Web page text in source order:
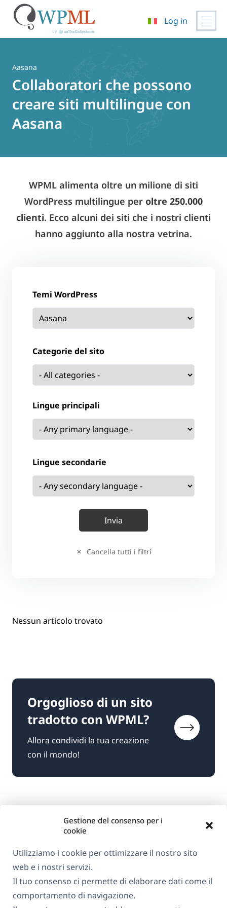
Gestione del consenso per i
cookie
Utilizziamo i cookie per ottimizzare il nostro sito
web e i nostri servizi.
Il tuo consenso ci permette di elaborare dati come il
comportamento di navigazione.
contenuto
Log in
Aasana
Collaboratori che possono
creare siti multilingue con
Aasana
WPML alimenta oltre un milione di siti
WordPress multilingue per oltre 250.000
clienti. Ecco alcuni dei siti che i nostri clienti
hanno aggiunto alla nostra vetrina.
Temi WordPress
Categorie del sito
Lingue principali
Lingue secondarie
Cancella tutti i filtri
Nessun articolo trovato
Orgoglioso di un sito
tradotto con WPML?
Allora condividi la tua creazione
con il mondo!
GDPR e Informativa sulla Privacy